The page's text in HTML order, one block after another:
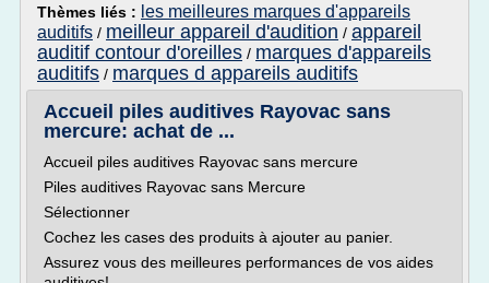
Thèmes liés : les meilleures marques d'appareils
auditifs / meilleur appareil d'audition / appareil
auditif contour d'oreilles / marques d'appareils
auditifs / marques d appareils auditifs
Accueil piles auditives Rayovac sans
mercure: achat de ...
Accueil piles auditives Rayovac sans mercure
Piles auditives Rayovac sans Mercure
Sélectionner
Cochez les cases des produits à ajouter au panier.
Assurez vous des meilleures performances de vos aides